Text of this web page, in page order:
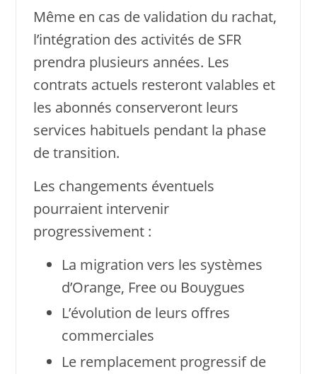
Même en cas de validation du rachat,
l’intégration des activités de SFR
prendra plusieurs années. Les
contrats actuels resteront valables et
les abonnés conserveront leurs
services habituels pendant la phase
de transition.
Les changements éventuels
pourraient intervenir
progressivement :
La migration vers les systèmes
d’Orange, Free ou Bouygues
L’évolution de leurs offres
commerciales
Le remplacement progressif de